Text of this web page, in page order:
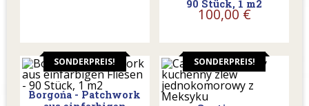
90 Stück, 1 m2
100,00 €
SONDERPREIS!
Borgońa - Patchwork
SONDERPREIS!